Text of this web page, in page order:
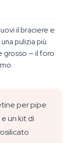
il braciere e
pulizia più
grosso — il foro
per pipe
un kit di